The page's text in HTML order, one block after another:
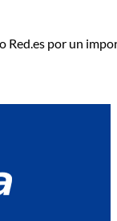
Red.es por un